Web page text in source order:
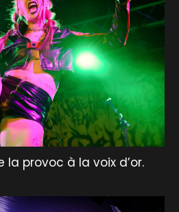
la provoc à la voix d’or.